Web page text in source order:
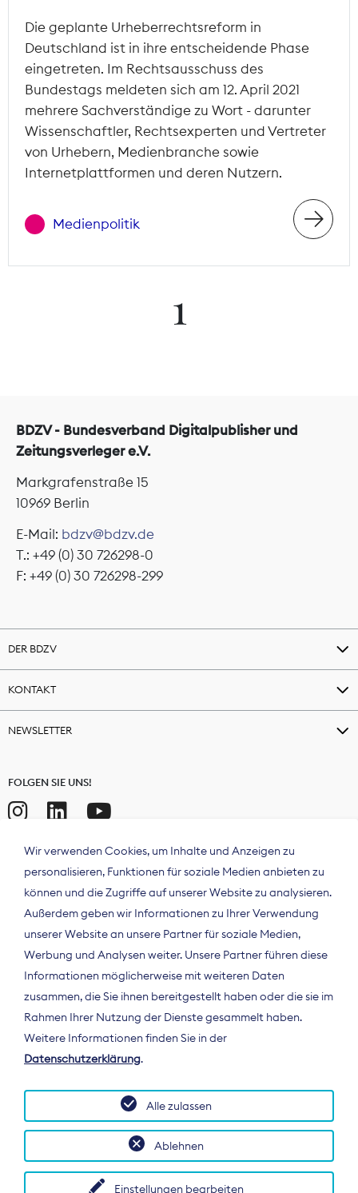
Die geplante Urheberrechtsreform in
Deutschland ist in ihre entscheidende Phase
eingetreten. Im Rechtsausschuss des
Bundestags meldeten sich am 12. April 2021
mehrere Sachverständige zu Wort - darunter
Wissenschaftler, Rechtsexperten und Vertreter
von Urhebern, Medienbranche sowie
Internetplattformen und deren Nutzern.
Medienpolitik
1
BDZV - Bundesverband Digitalpublisher und
Zeitungsverleger e.V.
Markgrafenstraße 15
10969 Berlin
E-Mail: bdzv@bdzv.de
T.: +49 (0) 30 726298-0
F: +49 (0) 30 726298-299
DER BDZV
KONTAKT
NEWSLETTER
FOLGEN SIE UNS!
Der Bundesverband Digitalpublisher und
Zeitungsverleger (BDZV) vertritt als
Spitzenorganisation die Interessen der
Deutschland und auf EU-Ebene.
Wir verwenden Cookies, um Inhalte und Anzeigen zu
personalisieren, Funktionen für soziale Medien anbieten zu
können und die Zugriffe auf unserer Website zu analysieren.
Außerdem geben wir Informationen zu Ihrer Verwendung
unserer Website an unsere Partner für soziale Medien,
Werbung und Analysen weiter. Unsere Partner führen diese
Informationen möglicherweise mit weiteren Daten
zusammen, die Sie ihnen bereitgestellt haben oder die sie im
Rahmen Ihrer Nutzung der Dienste gesammelt haben.
Weitere Informationen finden Sie in der
Datenschutzerklärung.
Einstellungen bearbeiten
Ablehnen
Alle zulassen